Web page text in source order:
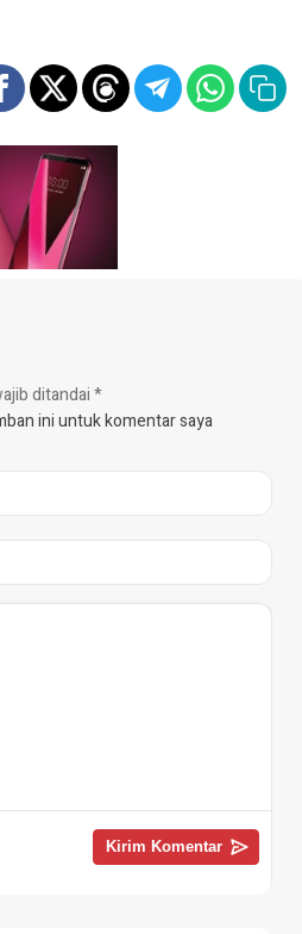
ditandai*
ini untuk komentar saya